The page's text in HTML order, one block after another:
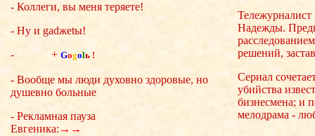
- Коллеги, вы меня теряете!
- Ну и gadжеtы!
-
+ Gogolь !
- Вообще мы люди духовно здоровые, но
душевно больные
- Рекламная пауза
Евгеника: →→
Тележурналист
Надежды.
решений,
Сериал
убийства
бизнесмена; и
мелодрама -